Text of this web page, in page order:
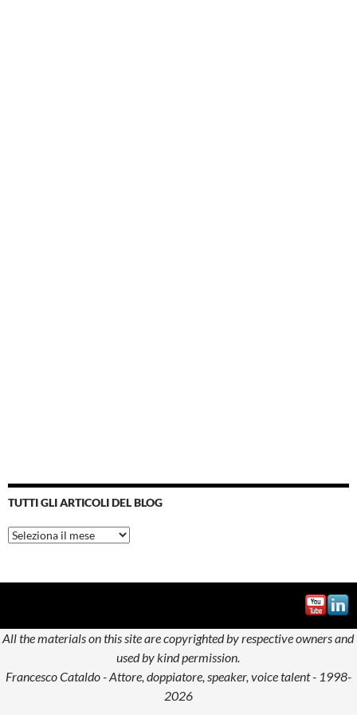
TUTTI GLI ARTICOLI DEL BLOG
Tutti
gli
All the materials on this site are copyrighted by respective owners and
used by kind permission.
Francesco Cataldo - Attore, doppiatore, speaker, voice talent - 1998-
2026